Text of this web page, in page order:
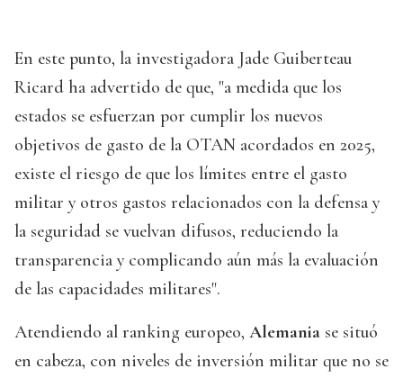
En este punto, la investigadora Jade Guiberteau
Ricard ha advertido de que, "a medida que los
estados se esfuerzan por cumplir los nuevos
objetivos de gasto de la OTAN acordados en 2025,
existe el riesgo de que los límites entre el gasto
militar y otros gastos relacionados con la defensa y
la seguridad se vuelvan difusos, reduciendo la
transparencia y complicando aún más la evaluación
de las capacidades militares".
Atendiendo al ranking europeo, Alemania se situó
en cabeza, con niveles de inversión militar que no se